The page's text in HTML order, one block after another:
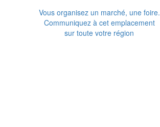
Vous organisez un marché, une foire.
Communiquez à cet emplacement
sur toute votre région